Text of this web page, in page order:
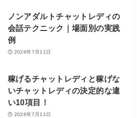
ノンアダルトチャットレディの
会話テクニック｜場面別の実践
例
2026年7月11日
稼げるチャットレディと稼げな
いチャットレディの決定的な違
い10項目！
2026年7月11日